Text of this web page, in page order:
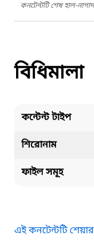
কনটেন্টটি শেষ হাল-
বিধিমালা
কন্টেন্ট টাইপ
শিরোনাম
ফাইল সমূহ
এই কনটেন্টটি